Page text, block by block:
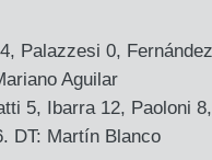
Palazzesi 0,
Aguilar
5, Ibarra 12, Paoloni
DT: Martín Blanco